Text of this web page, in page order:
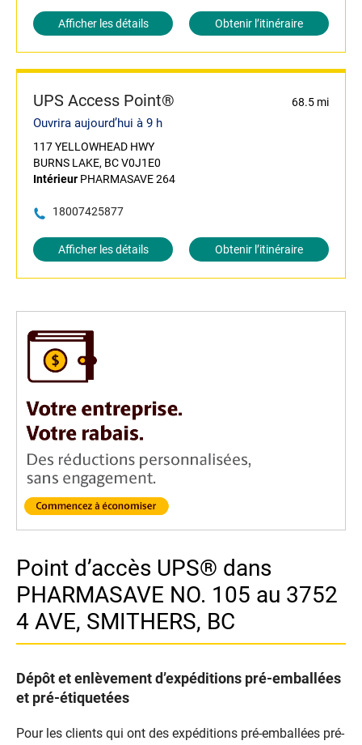
Afficher les détails Obtenir l’itinéraire
UPS Access Point® 68.5 mi
Ouvrira aujourd’hui à 9 h
117 YELLOWHEAD HWY
BURNS LAKE, BC V0J1E0
Intérieur PHARMASAVE 264
18007425877
Afficher les détails Obtenir l’itinéraire
Point d’accès UPS® dans
PHARMASAVE NO. 105 au 3752
4 AVE, SMITHERS, BC
Dépôt et enlèvement d’expéditions pré-emballées
et pré-étiquetées
Pour les clients qui ont des expéditions pré-emballées pré-